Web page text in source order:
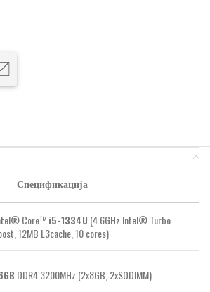
Спецификација
Core™i5-1334U (4.6GHz Intel® Turbo
12MB L3cache, 10 cores)
DDR4 3200MHz (2x8GB, 2xSODIMM)